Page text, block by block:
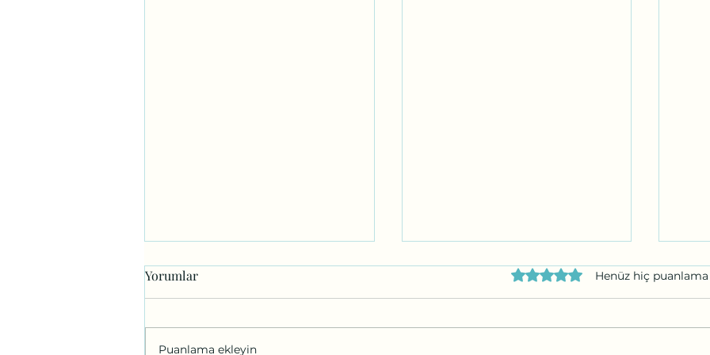
Yorumlar 5 üzerinden 0 yıldız
Henüz hiç
Puanlama ekleyin